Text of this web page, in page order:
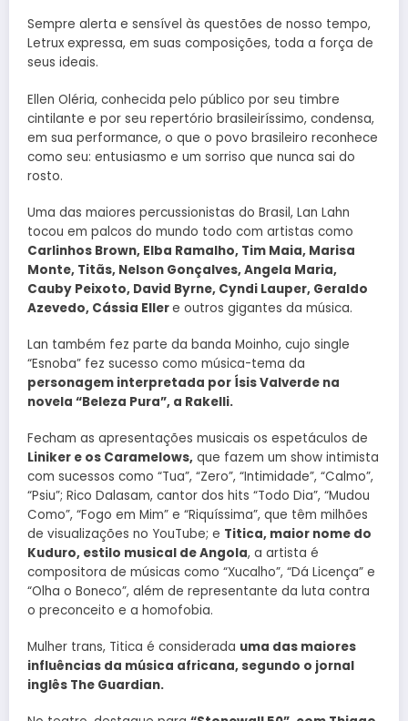
Sempre alerta e sensível às questões de nosso tempo,
Letrux expressa, em suas composições, toda a força de
seus ideais.
Ellen Oléria, conhecida pelo público por seu timbre
cintilante e por seu repertório brasileiríssimo, condensa,
em sua performance, o que o povo brasileiro reconhece
como seu: entusiasmo e um sorriso que nunca sai do
rosto.
Uma das maiores percussionistas do Brasil, Lan Lahn
tocou em palcos do mundo todo com artistas como
Carlinhos Brown, Elba Ramalho, Tim Maia, Marisa
Monte, Titãs, Nelson Gonçalves, Angela Maria,
Cauby Peixoto, David Byrne, Cyndi Lauper, Geraldo
Azevedo, Cássia Ellere outros gigantes da música.
Lan também fez parte da banda Moinho, cujo single
“Esnoba” fez sucesso como música-tema da
personagem interpretada por Ísis Valverde na
novela “Beleza Pura”, a Rakelli.
Fecham as apresentações musicais os espetáculos de
Liniker e os Caramelows, que fazem um show intimista
com sucessos como “Tua”, “Zero”, “Intimidade”, “Calmo”,
“Psiu”; Rico Dalasam, cantor dos hits “Todo Dia”, “Mudou
Como”, “Fogo em Mim” e “Riquíssima”, que têm milhões
de visualizações no YouTube; e Titica, maior nome do
Kuduro, estilo musical de Angola, a artista é
compositora de músicas como “Xucalho”, “Dá Licença” e
“Olha o Boneco”, além de representante da luta contra
o preconceito e a homofobia.
Mulher trans, Titica é considerada uma das maiores
influências da música africana, segundo o jornal
inglês The Guardian.